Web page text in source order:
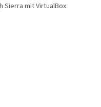
Sierra mit VirtualBox